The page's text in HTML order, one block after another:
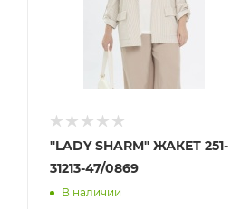
"LADY SHARM" ЖАКЕТ 251-
31213-47/0869
В наличии